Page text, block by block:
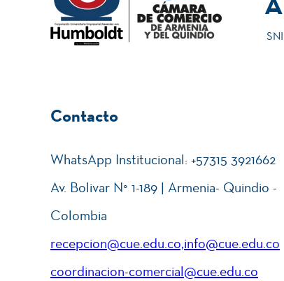
Contacto
WhatsApp Institucional: +57315 3921662
Av. Bolivar N° 1-189 | Armenia- Quindio -
Colombia
recepcion@cue.edu.co,info@cue.edu.co
coordinacion-comercial@cue.edu.co